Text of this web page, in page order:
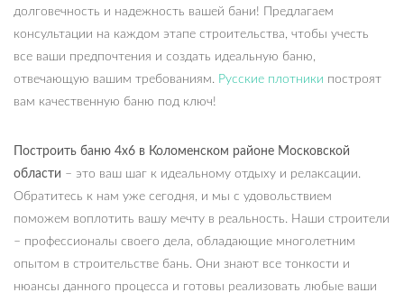
долговечность и надежность вашей бани! Предлагаем
консультации на каждом этапе строительства, чтобы учесть
все ваши предпочтения и создать идеальную баню,
отвечающую вашим требованиям. Русские плотники построят
вам качественную баню под ключ!
Построить баню 4х6 в Коломенском районе Московской
области – это ваш шаг к идеальному отдыху и релаксации.
Обратитесь к нам уже сегодня, и мы с удовольствием
поможем воплотить вашу мечту в реальность. Наши строители
– профессионалы своего дела, обладающие многолетним
опытом в строительстве бань. Они знают все тонкости и
нюансы данного процесса и готовы реализовать любые ваши